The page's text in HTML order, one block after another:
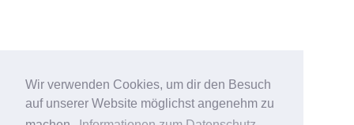
Wir verwenden Cookies, um dir den Besuch
auf unserer Website möglichst angenehm zu